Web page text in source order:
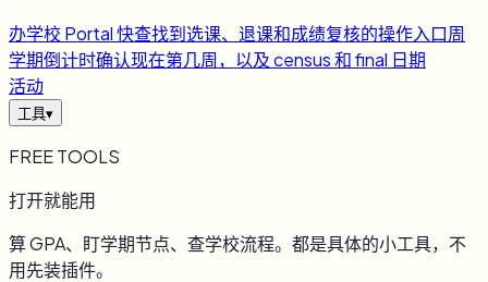
办学校 Portal 快查找到选课、退课和成绩复核的操作入口周
学期倒计时确认现在第几周，以及 census 和 final 日期
活动
工具▾
FREE TOOLS
打开就能用
算 GPA、盯学期节点、查学校流程。都是具体的小工具，不
用先装插件。